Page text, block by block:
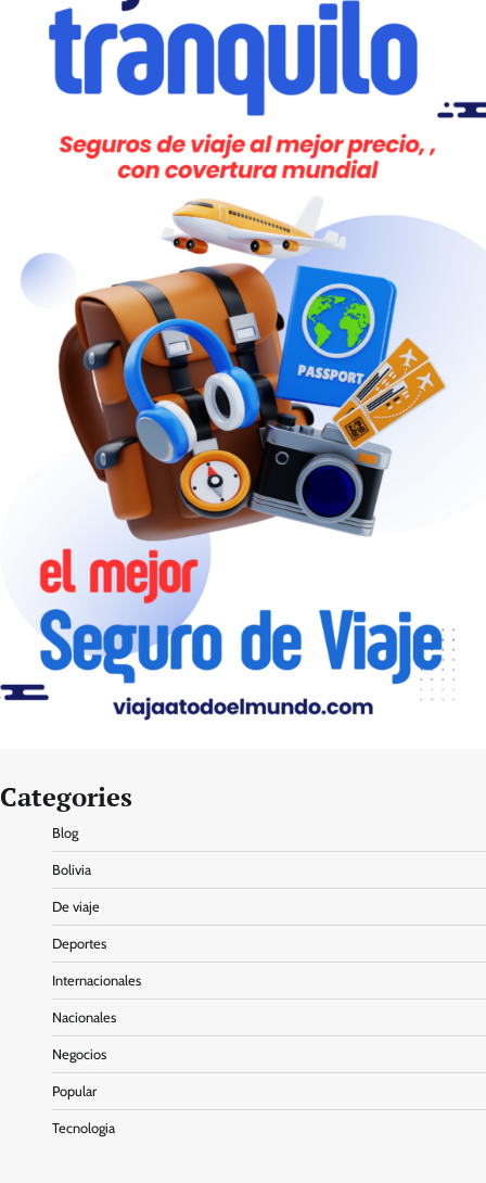
Categories
Blog
Bolivia
De viaje
Deportes
Internacionales
Nacionales
Negocios
Popular
Tecnologia